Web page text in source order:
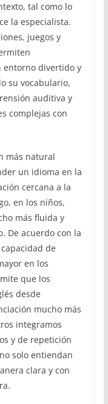
tal como lo
la especialista.
juegos y
entorno divertido y
su vocabulario,
auditiva y
complejas con
más natural
un idioma en la
cercana a la
en los niños,
más fluida y
De acuerdo con la
de
en los
que los
desde
mucho más
integramos
y de repetición
solo entiendan
clara y con